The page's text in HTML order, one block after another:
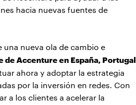
hacia nuevas fuentes de
nueva ola de cambio e
Accenture en España, Portugal
ahora y adoptar la estrategia
por la inversión en redes. Con
a los clientes a acelerar la